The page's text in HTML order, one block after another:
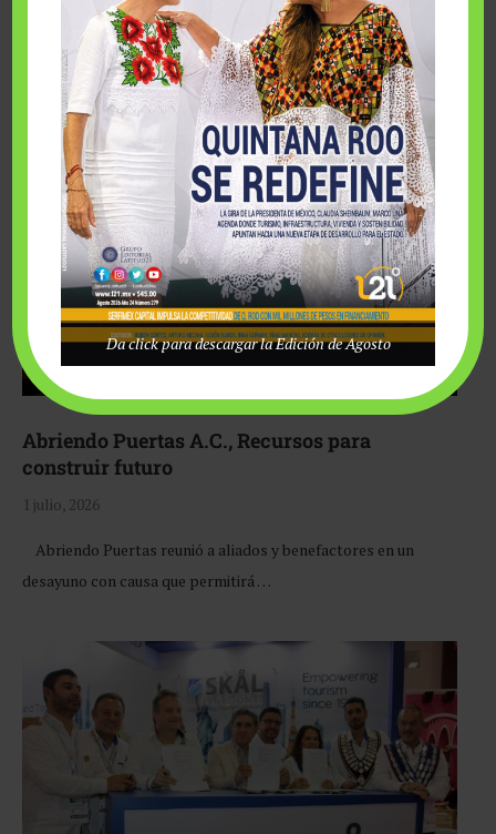
Fairmont Mayakoba y Make-A-Wish México unieron
esfuerzos para hacer realidad el deseo de una …
Abriendo Puertas A.C., Recursos para
construir futuro
1 julio, 2026
Abriendo Puertas reunió a aliados y benefactores en un
desayuno con causa que permitirá …
Da click para descargar la Edición de Agosto